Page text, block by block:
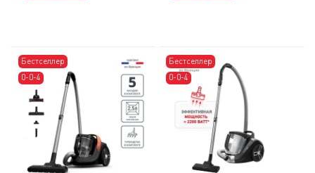
Бестселлер
0-0-4
Бестселлер
0-0-4